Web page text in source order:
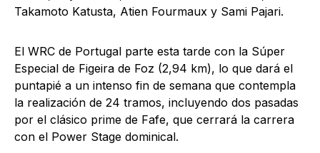
Takamoto Katusta, Atien Fourmaux y Sami Pajari.
El WRC de Portugal parte esta tarde con la Súper
Especial de Figeira de Foz (2,94 km), lo que dará el
puntapié a un intenso fin de semana que contempla
la realización de 24 tramos, incluyendo dos pasadas
por el clásico prime de Fafe, que cerrará la carrera
con el Power Stage dominical.